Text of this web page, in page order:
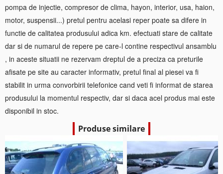
pompa de injectie, compresor de clima, hayon, interior, usa, haion,
motor, suspensii...) pretul pentru acelasi reper poate sa difere in
functie de calitatea produsului adica km. efectuati stare de calitate
dar si de numarul de repere pe care-l contine respectivul ansamblu
, in aceste situatii ne rezervam dreptul de a preciza ca preturile
afisate pe site au caracter informativ, pretul final al piesei va fi
stabilit in urma convorbirii telefonice cand veti fi informat de starea
produsului la momentul respectiv, dar si daca acel produs mai este
disponibil in stoc.
Produse similare